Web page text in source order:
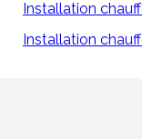
Installation
Installation